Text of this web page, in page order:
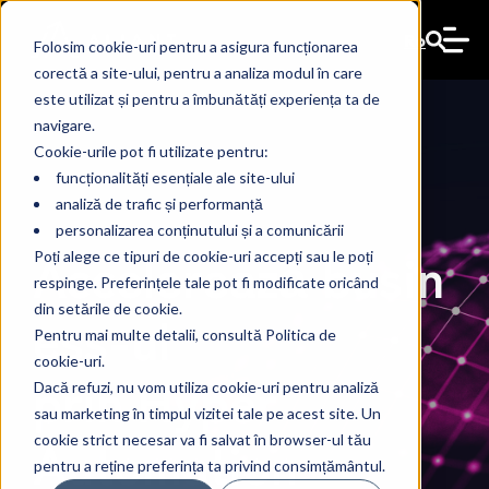
Folosim cookie-uri pentru a asigura funcționarea
corectă a site-ului, pentru a analiza modul în care
este utilizat și pentru a îmbunătăți experiența ta de
navigare.
Cookie-urile pot fi utilizate pentru:
funcționalități esențiale ale site-ului
analiză de trafic și performanță
personalizarea conținutului și a comunicării
Poți alege ce tipuri de cookie-uri accepți sau le poți
respinge. Preferințele tale pot fi modificate oricând
din setările de cookie.
Pentru mai multe detalii, consultă Politica de
cookie-uri.
Dacă refuzi, nu vom utiliza cookie-uri pentru analiză
sau marketing în timpul vizitei tale pe acest site. Un
cookie strict necesar va fi salvat în browser-ul tău
pentru a reține preferința ta privind consimțământul.
Ro
Descoperă 10
aplicații A.I.
pentru business-ul
tău
Accelereazăbusin
ess-ul
prinHyper
Automation
Transformă
fiecare lead într-o
oportunitate
Ține imprimarea
sub control,
simplu și
Infrastructură IT
pentru susținerea
operațiunilor